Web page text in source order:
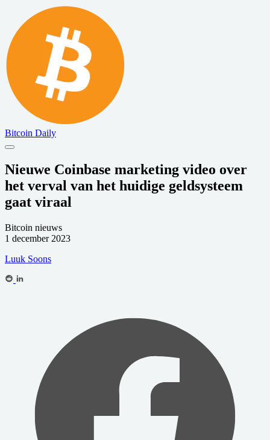
Bitcoin Daily
Nieuwe Coinbase marketing video over
het verval van het huidige geldsysteem
gaat viraal
Bitcoin nieuws
1 december 2023
Luuk Soons